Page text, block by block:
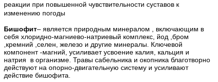
реакции при повышенной чувствительности суставов к
изменению погоды
Бишофит– является природным минералом , включающим в
себя хлоридно-магниево-натриевый комплекс, йод ,бром
,кремний ,селен, железо и другие минералы. Ключевой
компонент -магний, усиливает усвоение калия, кальция и
натрия в организме. Травы сабельника и окопника благотворно
действуют на опорно-двигательную систему и усиливают
действие бишофита.